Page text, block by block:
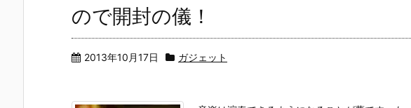
ので開封の儀！
2013年10月17日 ガジェット